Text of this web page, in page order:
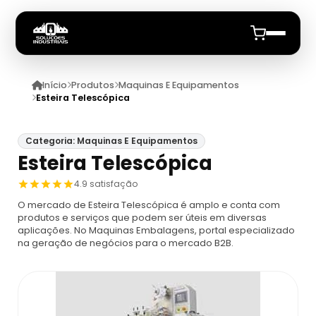
Início
Produtos
Maquinas E Equipamentos
Dosador
Máquina De Embalagem Compacta
Máquina Embaladora E Seladora
Datadores
Datadores
Datador De Potes
Anuncie
Início Produtos Maquinas E Equipamentos
Esteira Telescópica
Categoria: Maquinas E Equipamentos
Esteira Telescópica
4.9 satisfação
O mercado de Esteira Telescópica é amplo e conta com
produtos e serviços que podem ser úteis em diversas
aplicações. No Maquinas Embalagens, portal especializado
na geração de negócios para o mercado B2B.